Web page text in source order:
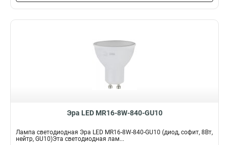
Эра LED MR16-8W-840-GU10
Лампа светодиодная Эра LED MR16-8W-840-GU10 (диод, софит, 8Вт,
нейтр, GU10)Эта светодиодная лам...